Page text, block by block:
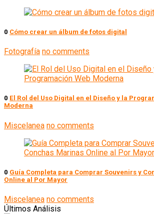
0 Cómo crear un álbum de fotos digital
Fotografía no comments
0 El Rol del Uso Digital en el Diseño y la
Moderna
Miscelanea no comments
0 Guía Completa para Comprar Souvenirs y
Online al Por Mayor
Miscelanea no comments
Últimos Análisis